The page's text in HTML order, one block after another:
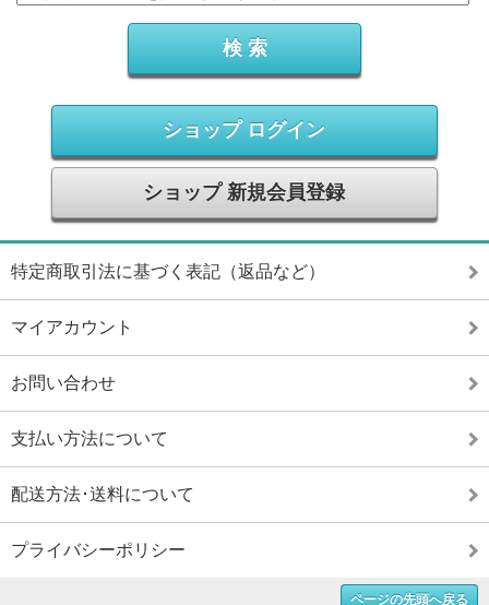
ショップ ログイン
ショップ 新規会員登録
特定商取引法に基づく表記（返品など）
マイアカウント
お問い合わせ
支払い方法について
配送方法･送料について
プライバシーポリシー
ページの先頭へ戻る